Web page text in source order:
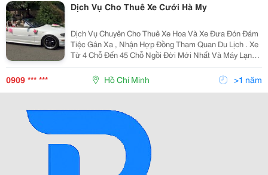
Dịch Vụ Cho Thuê Xe Cưới Hà My
Dịch Vụ Chuyên Cho Thuê Xe Hoa Và Xe Đưa Đón Đám
Tiệc Gân Xa , Nhận Hợp Đồng Tham Quan Du Lịch . Xe
Từ 4 Chỗ Đến 45 Chỗ Ngồi Đời Mới Nhất Và Máy Lạnh .
Vv..... Đê Biết Thêm Nhiều Hình Thức Khác Xin Vui
Lòng Tell : 0909173458 Gặp A Đức Hoặc 0909682458
0909 *** *** Hồ Chí Minh >1 năm